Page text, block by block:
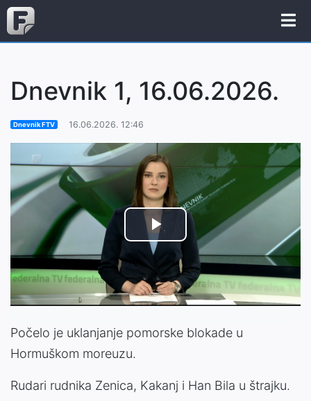
Dnevnik 1, 16.06.2026.
Dnevnik FTV 16.06.2026. 12:46
Play
Video
Počelo je uklanjanje pomorske blokade u
Hormuškom moreuzu.
Rudari rudnika Zenica, Kakanj i Han Bila u štrajku.